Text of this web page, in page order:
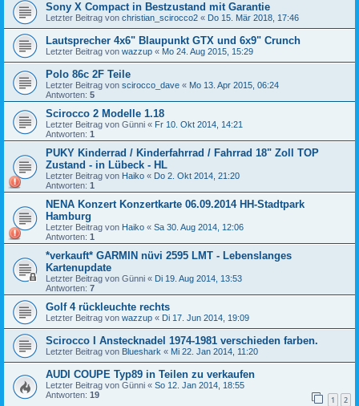
Sony X Compact in Bestzustand mit Garantie
Letzter Beitrag von christian_scirocco2 « Do 15. Mär 2018, 17:46
Lautsprecher 4x6" Blaupunkt GTX und 6x9" Crunch
Letzter Beitrag von wazzup « Mo 24. Aug 2015, 15:29
Polo 86c 2F Teile
Letzter Beitrag von scirocco_dave « Mo 13. Apr 2015, 06:24
Antworten: 5
Scirocco 2 Modelle 1.18
Letzter Beitrag von Günni « Fr 10. Okt 2014, 14:21
Antworten: 1
PUKY Kinderrad / Kinderfahrrad / Fahrrad 18" Zoll TOP
Zustand - in Lübeck - HL
Letzter Beitrag von Haiko « Do 2. Okt 2014, 21:20
Antworten: 1
NENA Konzert Konzertkarte 06.09.2014 HH-Stadtpark
Hamburg
Letzter Beitrag von Haiko « Sa 30. Aug 2014, 12:06
Antworten: 1
*verkauft* GARMIN nüvi 2595 LMT - Lebenslanges
Kartenupdate
Letzter Beitrag von Günni « Di 19. Aug 2014, 13:53
Antworten: 7
Golf 4 rückleuchte rechts
Letzter Beitrag von wazzup « Di 17. Jun 2014, 19:09
Scirocco I Anstecknadel 1974-1981 verschieden farben.
Letzter Beitrag von Blueshark « Mi 22. Jan 2014, 11:20
AUDI COUPE Typ89 in Teilen zu verkaufen
Letzter Beitrag von Günni « So 12. Jan 2014, 18:55
Antworten: 19 1 2